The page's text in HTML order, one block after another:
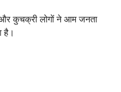
और कुचक्री लोगों ने आम जनता
है।